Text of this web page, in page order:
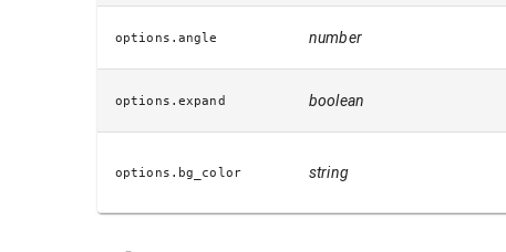
options.angle number
options.expand boolean
options.bg_color string